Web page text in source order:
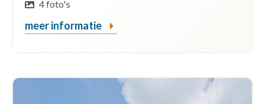
4 foto's
meer informatie